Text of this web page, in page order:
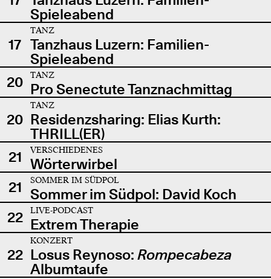
Spieleabend
17
TANZ
Tanzhaus Luzern: Familien-
Spieleabend
20
TANZ
Pro Senectute Tanznachmittag
20
TANZ
Residenzsharing: Elias Kurth:
THRILL(ER)
21
VERSCHIEDENES
Wörterwirbel
21
SOMMER IM SÜDPOL
Sommer im Südpol: David Koch
22
LIVE-PODCAST
Extrem Therapie
22
KONZERT
Losus Reynoso: Rompecabeza
Albumtaufe